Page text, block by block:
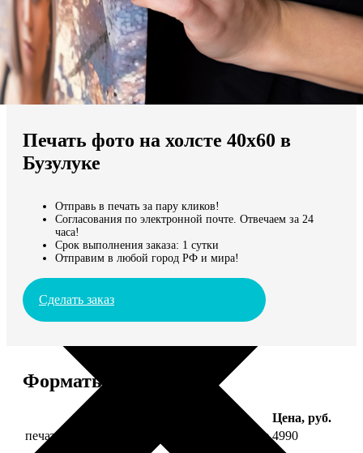
Мы доставляем по всему миру
Продолжить без города
Печать фото на холсте 40х60 в
Бузулуке
Отправь в печать за пару кликов!
Согласования по электронной почте. Отвечаем за 24
часа!
Срок выполнения заказа: 1 сутки
Отправим в любой город РФ и мира!
Сделать заказ
Форматы и цены
Цена, руб.
печать фото на холсте 40х60 на подрамнике 4990